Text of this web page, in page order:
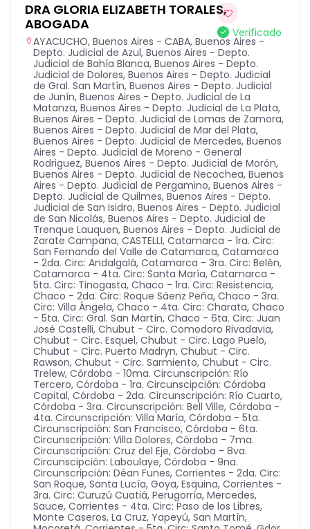
DRA GLORIA ELIZABETH TORALES,
ABOGADA
AYACUCHO, Buenos Aires - CABA, Buenos Aires -
Depto. Judicial de Azul, Buenos Aires - Depto.
Judicial de Bahía Blanca, Buenos Aires - Depto.
Judicial de Dolores, Buenos Aires - Depto. Judicial
de Gral. San Martín, Buenos Aires - Depto. Judicial
de Junín, Buenos Aires - Depto. Judicial de La
Matanza, Buenos Aires - Depto. Judicial de La Plata,
Buenos Aires - Depto. Judicial de Lomas de Zamora,
Buenos Aires - Depto. Judicial de Mar del Plata,
Buenos Aires - Depto. Judicial de Mercedes, Buenos
Aires - Depto. Judicial de Moreno - General
Rodriguez, Buenos Aires - Depto. Judicial de Morón,
Buenos Aires - Depto. Judicial de Necochea, Buenos
Aires - Depto. Judicial de Pergamino, Buenos Aires -
Depto. Judicial de Quilmes, Buenos Aires - Depto.
Judicial de San Isidro, Buenos Aires - Depto. Judicial
de San Nicolás, Buenos Aires - Depto. Judicial de
Trenque Lauquen, Buenos Aires - Depto. Judicial de
Zarate Campana, CASTELLI, Catamarca - 1ra. Circ:
San Fernando del Valle de Catamarca, Catamarca
- 2da. Circ: Andalgalá, Catamarca - 3ra. Circ: Belén,
Catamarca - 4ta. Circ: Santa María, Catamarca -
5ta. Circ: Tinogasta, Chaco - 1ra. Circ: Resistencia,
Chaco - 2da. Circ: Roque Sáenz Peña, Chaco - 3ra.
Circ: Villa Ángela, Chaco - 4ta. Circ: Charata, Chaco
- 5ta. Circ: Gral. San Martín, Chaco - 6ta. Circ: Juan
José Castelli, Chubut - Circ. Comodoro Rivadavia,
Chubut - Circ. Esquel, Chubut - Circ. Lago Puelo,
Chubut - Circ. Puerto Madryn, Chubut - Circ.
Rawson, Chubut - Circ. Sarmiento, Chubut - Circ.
Trelew, Córdoba - 10ma. Circunscripción: Río
Tercero, Córdoba - 1ra. Circunscipción: Córdoba
Capital, Córdoba - 2da. Circunscripción: Río Cuarto,
Córdoba - 3ra. Circunscripción: Bell Ville, Córdoba -
4ta. Circunscripción: Villa María, Córdoba - 5ta.
Circunscripción: San Francisco, Córdoba - 6ta.
Circunscripción: Villa Dolores, Córdoba - 7ma.
Circunscripción: Cruz del Eje, Córdoba - 8va.
Circunscipción: Laboulaye, Córdoba - 9na.
Circunscripción: Déan Funes, Corrientes - 2da. Circ:
San Roque, Santa Lucía, Goya, Esquina, Corrientes -
3ra. Circ: Curuzú Cuatiá, Perugorría, Mercedes,
Sauce, Corrientes - 4ta. Circ: Paso de los Libres,
Monte Caseros, La Cruz, Yapeyú, San Martín,
Verificado